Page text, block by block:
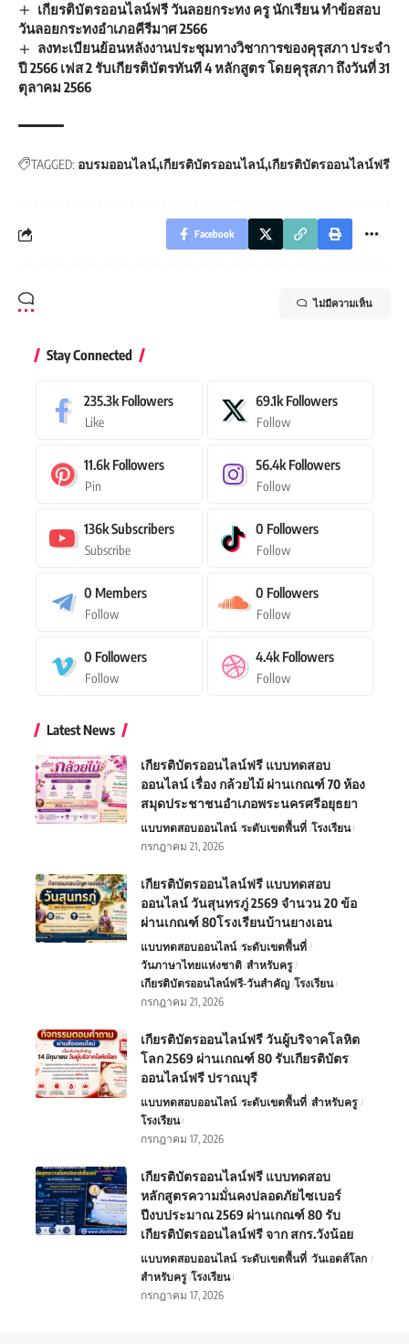
เกียรติบัตรออนไลน์ฟรี วันลอยกระทง ครู นักเรียน ทำข้อสอบ
วันลอยกระทงอำเภอคีรีมาศ 2566
ลงทะเบียนย้อนหลังงานประชุมทางวิชาการของคุรุสภา ประจำ
ปี 2566 เฟส 2 รับเกียรติบัตรทันที 4 หลักสูตร โดยคุรุสภา ถึงวันที่ 31
ตุลาคม 2566
TAGGED: อบรมออนไลน์ เกียรติบัตรออนไลน์ เกียรติบัตรออนไลน์ฟรี
Facebook
ไม่มีความเห็น
Stay Connected
235.3k Followers
Like
69.1k Followers
Follow
11.6k Followers
Pin
56.4k Followers
Follow
136kSubscribers
Subscribe
0 Followers
Follow
0 Members
Follow
0 Followers
Follow
0 Followers
Follow
4.4k Followers
Follow
Latest News
เกียรติบัตรออนไลน์ฟรี แบบทดสอบ
ออนไลน์ เรื่อง กล้วยไม้ ผ่านเกณฑ์ 70 ห้อง
สมุดประชาชนอำเภอพระนครศรีอยุธยา
แบบทดสอบออนไลน์ ระดับเขตพื้นที่ โรงเรียน
กรกฎาคม 21, 2026
เกียรติบัตรออนไลน์ฟรี แบบทดสอบ
ออนไลน์ วันสุนทรภู่ 2569 จำนวน 20 ข้อ
ผ่านเกณฑ์ 80โรงเรียนบ้านยางเอน
แบบทดสอบออนไลน์ ระดับเขตพื้นที่
วันภาษาไทยแห่งชาติ สำหรับครู
เกียรติบัตรออนไลน์ฟรี-วันสำคัญ โรงเรียน
กรกฎาคม 21, 2026
เกียรติบัตรออนไลน์ฟรี วันผู้บริจาคโลหิต
โลก 2569 ผ่านเกณฑ์ 80 รับเกียรติบัตร
ออนไลน์ฟรี ปราณบุรี
แบบทดสอบออนไลน์ ระดับเขตพื้นที่ สำหรับครู
โรงเรียน
กรกฎาคม 17, 2026
เกียรติบัตรออนไลน์ฟรี แบบทดสอบ
หลักสูตรความมั่นคงปลอดภัยไซเบอร์
ปีงบประมาณ 2569 ผ่านเกณฑ์ 80 รับ
เกียรติบัตรออนไลน์ฟรี จาก สกร.วังน้อย
แบบทดสอบออนไลน์ ระดับเขตพื้นที่ วันเอดส์โลก
สำหรับครู โรงเรียน
กรกฎาคม 17, 2026